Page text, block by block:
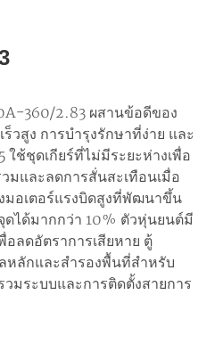
360/2.83 ผสานข้อดีของ
วสูง การบำรุงรักษาที่ง่าย และ
ใช้ชุดเกียร์ที่ไม่มีระยะห่างเพื่อ
มและลดการสั่นสะเทือนเมื่อ
มอเตอร์แรงบิดสูงที่พัฒนาขึ้น
ดได้มากกว่า 10% ตัวหุ่นยนต์มี
ลดอัตราการเสียหาย ตู้
หลักและสำรองพื้นที่สำหรับ
มระบบและการติดตั้งสายการ